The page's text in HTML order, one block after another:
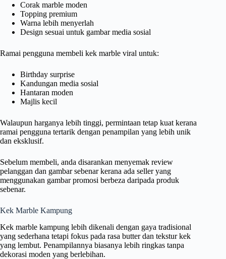
Corak marble moden
Topping premium
Warna lebih menyerlah
Design sesuai untuk gambar media sosial
Ramai pengguna membeli kek marble viral untuk:
Birthday surprise
Kandungan media sosial
Hantaran moden
Majlis kecil
Walaupun harganya lebih tinggi, permintaan tetap kuat kerana
ramai pengguna tertarik dengan penampilan yang lebih unik
dan eksklusif.
Sebelum membeli, anda disarankan menyemak review
pelanggan dan gambar sebenar kerana ada seller yang
menggunakan gambar promosi berbeza daripada produk
sebenar.
Kek Marble Kampung
Kek marble kampung lebih dikenali dengan gaya tradisional
yang sederhana tetapi fokus pada rasa butter dan tekstur kek
yang lembut. Penampilannya biasanya lebih ringkas tanpa
dekorasi moden yang berlebihan.